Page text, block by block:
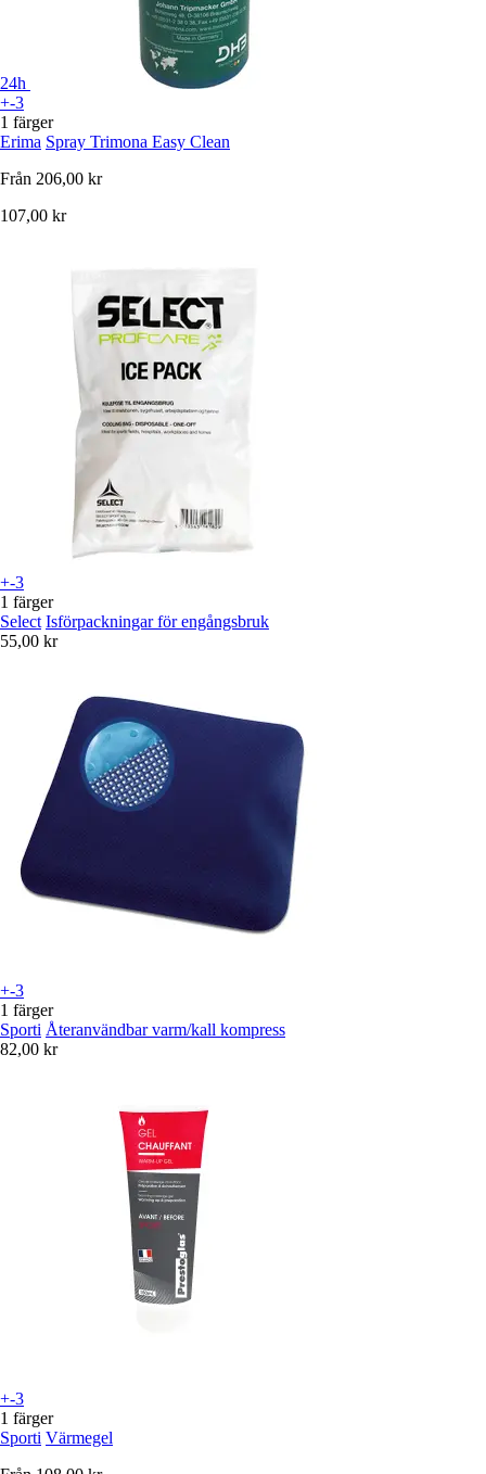
24h
+-3
1 färger
Erima Spray Trimona Easy Clean
Från 206,00 kr
107,00 kr
+-3
1 färger
Select Isförpackningar för engångsbruk
55,00 kr
+-3
1 färger
Sporti Återanvändbar varm/kall kompress
82,00 kr
+-3
1 färger
Sporti Värmegel